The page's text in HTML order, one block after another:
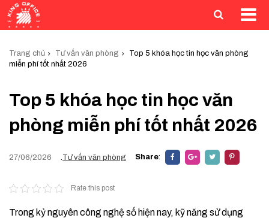
Trang chủ Tư vấn văn phòng
Top 5 khóa học tin học văn phòng
miễn phí tốt nhất 2026
Top 5 khóa học tin học văn
phòng miễn phí tốt nhất 2026
27/06/2026 Tư vấn văn phòng Share:
Rate this post
Trong kỷ nguyên công nghệ số hiện nay, kỹ năng sử dụng